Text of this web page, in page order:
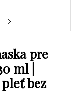
pre
ml |
bez